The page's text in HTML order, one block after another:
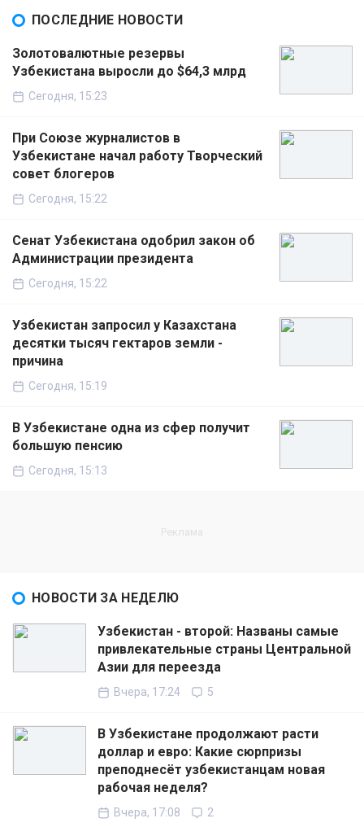
ПОСЛЕДНИЕ НОВОСТИ
Золотовалютные резервы
Узбекистана выросли до $64,3 млрд
Сегодня, 15:23
При Союзе журналистов в
Узбекистане начал работу Творческий
совет блогеров
Сегодня, 15:22
Сенат Узбекистана одобрил закон об
Администрации президента
Сегодня, 15:22
Узбекистан запросил у Казахстана
десятки тысяч гектаров земли -
причина
Сегодня, 15:19
В Узбекистане одна из сфер получит
большую пенсию
Сегодня, 15:13
НОВОСТИ ЗА НЕДЕЛЮ
Узбекистан - второй: Названы самые
привлекательные страны Центральной
Азии для переезда
Вчера, 17:24 5
В Узбекистане продолжают расти
доллар и евро: Какие сюрпризы
преподнесёт узбекистанцам новая
рабочая неделя?
Вчера, 17:08 2